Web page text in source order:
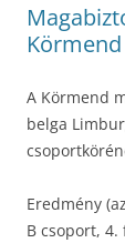
Körmend
A Körmend
belga
Eredmény
B csoport,